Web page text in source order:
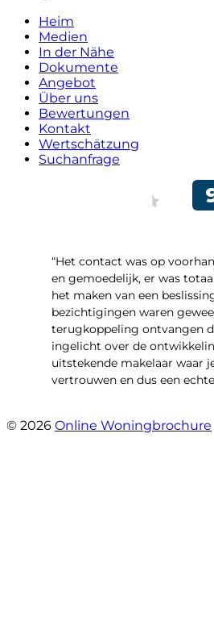
Heim
Medien
In der Nähe
Dokumente
Angebot
Über uns
Bewertungen
Kontakt
Wertschätzung
Suchanfrage
“Het contact was op
en gemoedelijk, er was
het maken van een
bezichtigingen waren
terugkoppeling ontvangen
ingelicht over de
uitstekende makelaar waar
vertrouwen en dus een
© 2026 Online Woningbrochure